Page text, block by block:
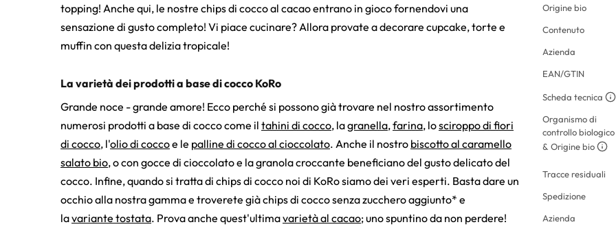
topping! Anche qui, le nostre chips di cocco al cacao entrano in gioco fornendovi una
sensazione di gusto completo! Vi piace cucinare? Allora provate a decorare cupcake, torte e
muffin con questa delizia tropicale!
La varietà dei prodotti a base di cocco KoRo
Grande noce - grande amore! Ecco perché si possono già trovare nel nostro assortimento
numerosi prodotti a base di cocco come il tahini di cocco, lagranella,farina, losciroppo di fiori
di cocco, l'olio di coccoe le palline di cocco al cioccolato. Anche il nostro biscotto al caramello
salato bio, o con gocce di cioccolato e la granola croccante beneficiano del gusto delicato del
cocco. Infine, quando si tratta di chips di cocco noi di KoRo siamo dei veri esperti. Basta dare un
occhio alla nostra gamma e troverete già chips di cocco senza zucchero aggiunto* e
lavariante tostata. Prova anche quest'ultimavarietà al cacao; uno spuntino da non perdere!
Origine bio
Contenuto
Azienda
EAN/GTIN
Scheda tecnica
Organismo di
controllo biologico
& Origine bio
Tracce residuali
Spedizione
Azienda